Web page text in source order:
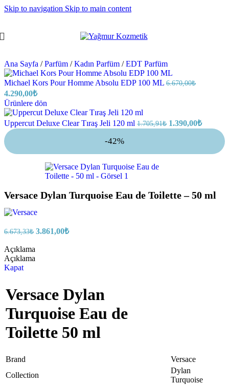
Skip to navigation Skip to main content
Ana Sayfa / Parfüm / Kadın Parfüm / EDT Parfüm
Michael Kors Pour Homme Absolu EDP 100 ML 6.670,00₺
4.290,00₺
Ürünlere dön
Uppercut Deluxe Clear Tıraş Jeli 120 ml 1.705,91₺ 1.390,00₺
-42%
Versace Dylan Turquoise Eau de Toilette – 50 ml
6.673,33₺ 3.861,00₺
Açıklama
Açıklama
Kapat
Versace Dylan
Turquoise Eau de
Toilette 50 ml
Brand
Versace
Collection
Dylan
Turquoise